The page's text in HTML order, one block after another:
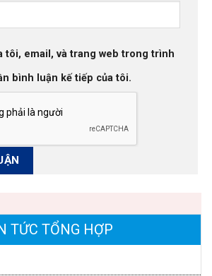
tôi, email, và trang web trong trình
bình luận kế tiếp của tôi.
TỨC TỔNG HỢP